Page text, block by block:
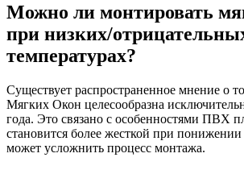
Можно ли монтировать
при низких/
температурах?
Существует распространенное мнение о
Мягких Окон целесообразна
года. Это связано с особенностями ПВХ
становится более жесткой при
может усложнить процесс монтажа.